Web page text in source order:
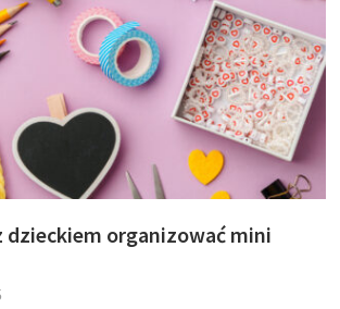
dzieckiem organizować mini